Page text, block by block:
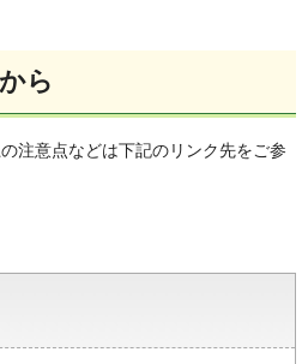
ら
注意点などは下記のリンク先をご参